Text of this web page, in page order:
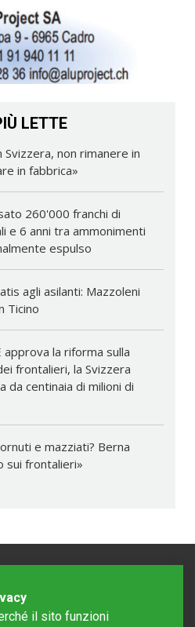
LETTE
Svizzera, non rimanere in
in fabbrica»
260'000 franchi di
e 6 anni tra ammonimenti
espulso
agli asilanti: Mazzoleni
Ticino
approva la riforma sulla
frontalieri, la Svizzera
da centinaia di milioni di
e mazziati? Berna
sui frontalieri»
il sito funzioni